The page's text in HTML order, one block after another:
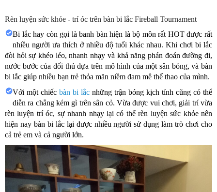
Rèn luyện sức khỏe - trí óc trên bàn bi lắc Fireball Tournament
Bi lắc hay còn gọi là banh bàn hiện là bộ môn rất HOT được rất
nhiều người ưa thích ở nhiều độ tuổi khác nhau. Khi chơi bi lắc
đòi hỏi sự khéo léo, nhanh nhạy và khả năng phán đoán đường đi,
nước bước của đối thủ dựa trên mô hình của một sân bóng, và bàn
bi lắc giúp nhiều bạn trẻ thỏa mãn niềm đam mê thể thao của mình.
Với một chiếc bàn bi lắc những trận bóng kịch tính cũng có thể
diễn ra chẳng kém gì trên sân cỏ. Vừa được vui chơi, giải trí vừa
rèn luyện trí óc, sự nhanh nhạy lại có thể rèn luyện sức khỏe nên
hiện nay bàn bi lắc lại được nhiều người sử dụng làm trò chơi cho
cả trẻ em và cả người lớn.